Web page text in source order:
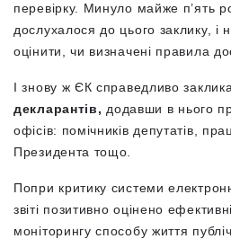
перевірку. Минуло майже п’ять
дослухалося до цього заклику, і
оцінити, чи визначені правила
І знову ж ЄК справедливо
декларантів, додавши в нього
офісів: помічників депутатів,
Президента тощо.
Попри критику системи
звіті позитивно оцінено
моніторингу способу життя